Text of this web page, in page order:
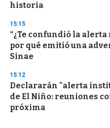
historia
15:15
“¿Te confundió la
por qué emitió una
Sinae
15:12
Declararán "alerta
de El Niño: reuniones
próxima